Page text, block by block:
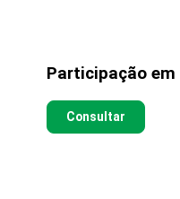
Participação
Consultar